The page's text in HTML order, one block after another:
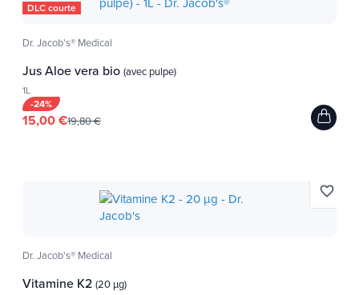
DLC courte
Dr. Jacob's® Medical
Jus Aloe vera bio (avec pulpe)
1L
-24%
15,00 €19,80 €
Dr. Jacob's® Medical
Vitamine K2 (20 µg)
favorite_border